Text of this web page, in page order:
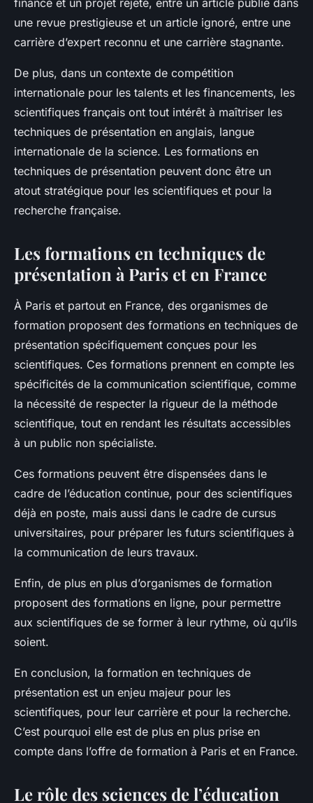
une revue prestigieuse et un article ignoré, entre une
carrière d’expert reconnu et une carrière stagnante.
De plus, dans un contexte de compétition
internationale pour les talents et les financements, les
scientifiques français ont tout intérêt à maîtriser les
techniques de présentation en anglais, langue
internationale de la science. Les formations en
techniques de présentation peuvent donc être un
atout stratégique pour les scientifiques et pour la
recherche française.
Les formations en techniques de
présentation à Paris et en France
À Paris et partout en France, des organismes de
formation proposent des formations en techniques de
présentation spécifiquement conçues pour les
scientifiques. Ces formations prennent en compte les
spécificités de la communication scientifique, comme
la nécessité de respecter la rigueur de la méthode
scientifique, tout en rendant les résultats accessibles
à un public non spécialiste.
Ces formations peuvent être dispensées dans le
cadre de l’éducation continue, pour des scientifiques
déjà en poste, mais aussi dans le cadre de cursus
universitaires, pour préparer les futurs scientifiques à
la communication de leurs travaux.
Enfin, de plus en plus d’organismes de formation
proposent des formations en ligne, pour permettre
aux scientifiques de se former à leur rythme, où qu’ils
soient.
En conclusion, la formation en techniques de
présentation est un enjeu majeur pour les
scientifiques, pour leur carrière et pour la recherche.
C’est pourquoi elle est de plus en plus prise en
compte dans l’offre de formation à Paris et en France.
Le rôle des sciences de l’éducation